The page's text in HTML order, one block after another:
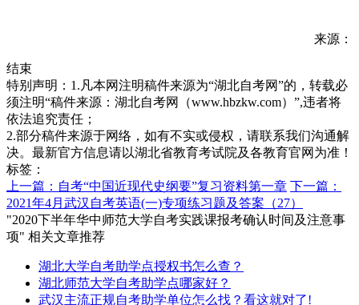
来源：
结束
特别声明：1.凡本网注明稿件来源为“湖北自考网”的，转载必
须注明“稿件来源：湖北自考网（www.hbzkw.com）”,违者将
依法追究责任；
2.部分稿件来源于网络，如有不实或侵权，请联系我们沟通解
决。最新官方信息请以湖北省教育考试院及各教育官网为准！
标签：
上一篇：自考“中国近现代史纲要”复习资料第一章 下一篇：
2021年4月武汉自考英语(一)专项练习题及答案（27）
"2020下半年华中师范大学自考实践课报考确认时间及注意事
项" 相关文章推荐
湖北大学自考助学点授权书怎么查？
湖北师范大学自考助学点哪家好？
武汉主流正规自考助学单位怎么找？看这就对了!